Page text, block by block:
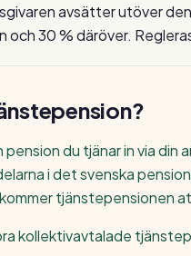
avsätter utöver
och 30 % däröver.
?
du tjänar in via
i det svenska
tjänstepensionen
kollektivavtalade